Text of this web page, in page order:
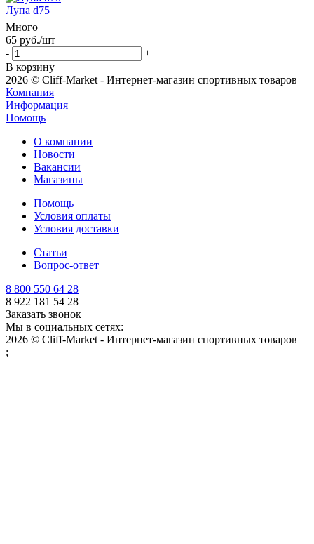
Лупа d75
Много
65 руб./шт
-
+
В корзину
2026 © Cliff-Market - Интернет-магазин спортивных товаров
Компания
Информация
Помощь
О компании
Новости
Вакансии
Магазины
Помощь
Условия оплаты
Условия доставки
Статьи
Вопрос-ответ
8 800 550 64 28
8 922 181 54 28
Заказать звонок
Мы в социальных сетях:
2026 © Cliff-Market - Интернет-магазин спортивных товаров
;